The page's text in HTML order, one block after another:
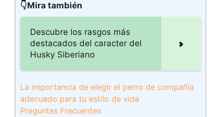
👇Mira también
Descubre los rasgos más
destacados del caracter del
Husky Siberiano
La importancia de elegir el perro de compañía
adecuado para tu estilo de vida
Preguntas Frecuentes